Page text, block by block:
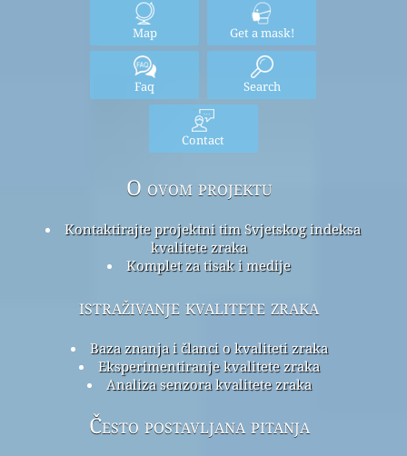
Map Get a mask!
Faq Search
Contact
O ovom projektu
Kontaktirajte projektni tim Svjetskog indeksa
kvalitete zraka
Komplet za tisak i medije
istraživanje kvalitete zraka
Baza znanja i članci o kvaliteti zraka
Eksperimentiranje kvalitete zraka
Analiza senzora kvalitete zraka
Često postavljana pitanja